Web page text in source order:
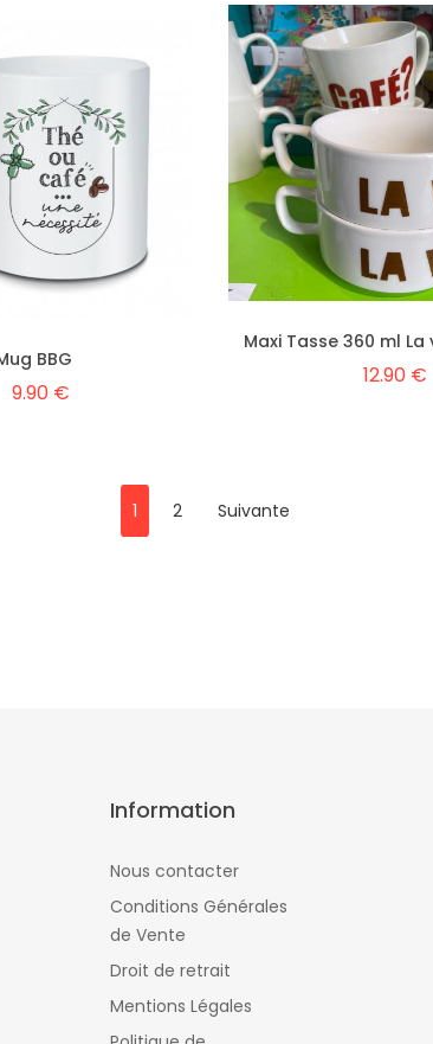
Maxi Tasse 360 ml
12.90 €
BBG
9.90 €
1 2 Suivante
Information
Nous contacter
Conditions Générales
de Vente
Droit de retrait
Mentions Légales